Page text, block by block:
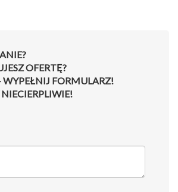
OFERTĘ?
WYPEŁNIJ FORMULARZ!